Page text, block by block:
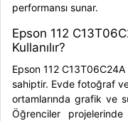
performansı sunar.
Epson 112
Kullanılır?
Epson 112
sahiptir. Evde fotoğraf
ortamlarında grafik ve
Öğrenciler